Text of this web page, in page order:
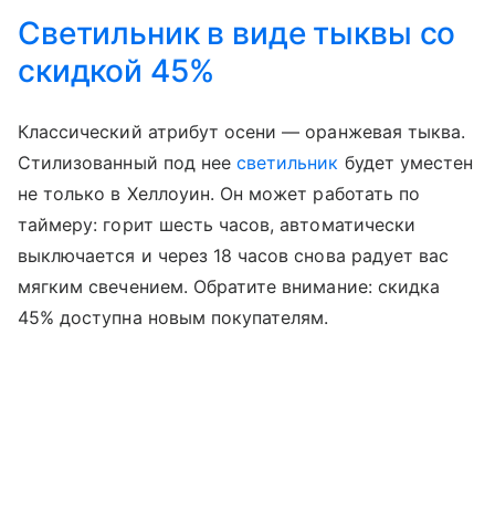
Светильник в виде тыквы со
скидкой 45%
Классический атрибут осени — оранжевая тыква.
Стилизованный под неесветильник будет уместен
не только в Хеллоуин. Он может работать по
таймеру: горит шесть часов, автоматически
выключается и через 18 часов снова радует вас
мягким свечением. Обратите внимание: скидка
45% доступна новым покупателям.